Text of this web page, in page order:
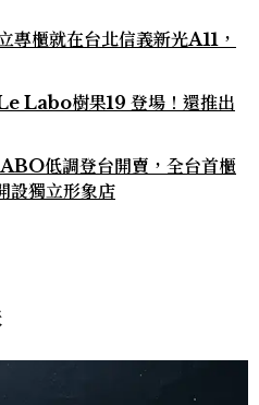
櫃就在台北信義新光A11，
Labo樹果19 登場！還推出
低調登台開賣，全台首櫃
設獨立形象店